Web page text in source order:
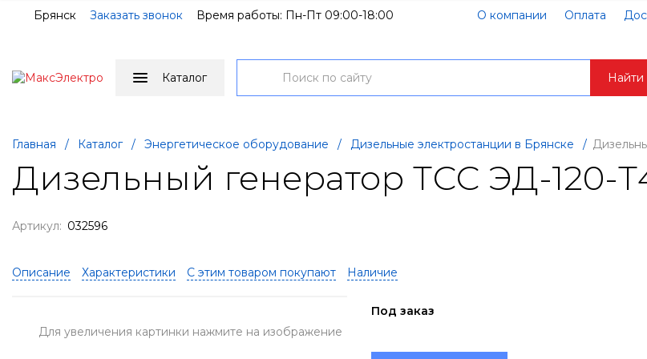
Брянск Заказать звонок Время работы: Пн-Пт 09:00-18:00 О компании Оплата
Каталог Найти
Главная / Каталог / Энергетическое оборудование / Дизельные электростанции в Брянске /
Дизельный генератор ТСС ЭД-120-
Артикул: 032596
Описание Характеристики С этим товаром покупают Наличие
Для увеличения картинки нажмите на изображение
Под заказ